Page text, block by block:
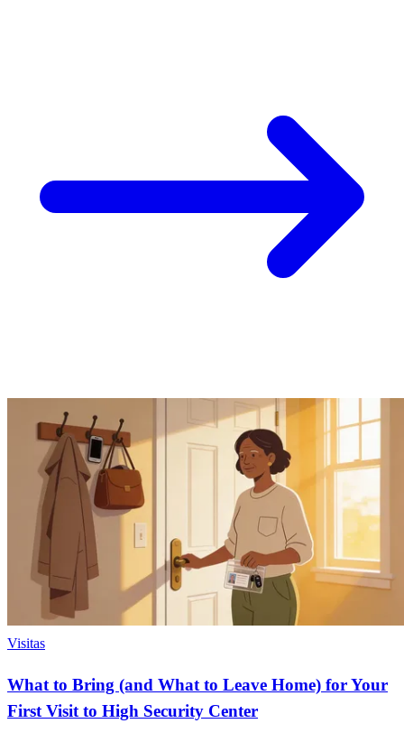
Visitas
What to Bring (and What to Leave Home) for Your
First Visit to High Security Center